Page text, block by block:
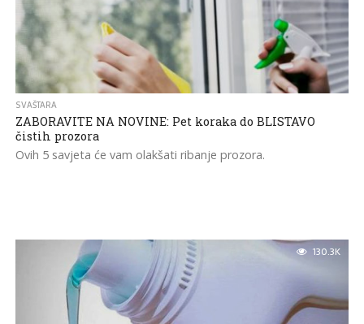
SVAŠTARA
ZABORAVITE NA NOVINE: Pet koraka do BLISTAVO
čistih prozora
Ovih 5 savjeta će vam olakšati ribanje prozora.
130.3K